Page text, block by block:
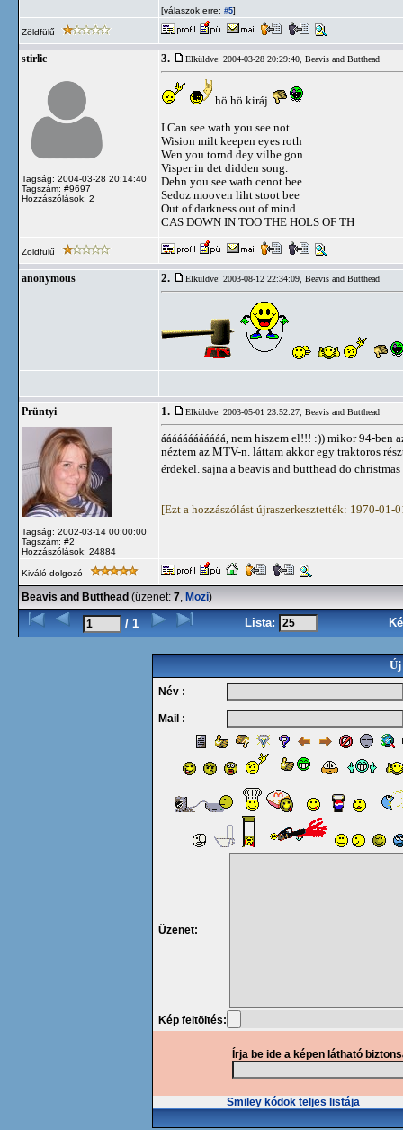
[válaszok erre: #5]
Zöldfülű
stirlic
Tagság: 2004-03-28 20:14:40
Tagszám: #9697
Hozzászólások: 2
3. Elküldve: 2004-03-28 20:29:40, Beavis and Butthead
hö hö kiráj
I Can see wath you see not
Wision milt keepen eyes roth
Wen you tornd dey vilbe gon
Visper in det didden song.
Dehn you see wath cenot bee
Sedoz mooven liht stoot bee
Out of darkness out of mind
CAS DOWN IN TOO THE HOLS OF TH
Zöldfülű
anonymous 2. Elküldve: 2003-08-12 22:34:09, Beavis and Butthead
Prüntyi
Tagság: 2002-03-14 00:00:00
Tagszám: #2
Hozzászólások: 24884
1. Elküldve: 2003-05-01 23:52:27, Beavis and Butthead
áááááááááááá, nem hiszem el!!! :)) mikor 94-
néztem az MTV-n. láttam akkor egy traktoros
érdekel. sajna a beavis and butthead do
[Ezt a hozzászólást újraszerkesztették: 1970-01-
Kiváló dolgozó
Beavis and Butthead (üzenet: 7, Mozi)
/ 1 Lista:
Új
Név :
Mail :
Üzenet:
Kép feltöltés:
Írja be ide a képen látható
Smiley kódok teljes listája